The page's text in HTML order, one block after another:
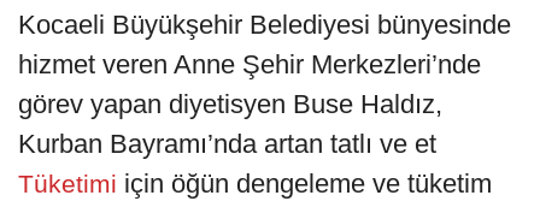
Kocaeli Büyükşehir Belediyesi bünyesinde
hizmet veren Anne Şehir Merkezleri’nde
görev yapan diyetisyen Buse Haldız,
Kurban Bayramı’nda artan tatlı ve et
Tüketimi için öğün dengeleme ve tüketim